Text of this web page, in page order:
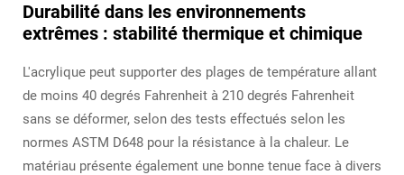
Durabilité dans les environnements
extrêmes : stabilité thermique et chimique
L'acrylique peut supporter des plages de température allant
de moins 40 degrés Fahrenheit à 210 degrés Fahrenheit
sans se déformer, selon des tests effectués selon les
normes ASTM D648 pour la résistance à la chaleur. Le
matériau présente également une bonne tenue face à divers